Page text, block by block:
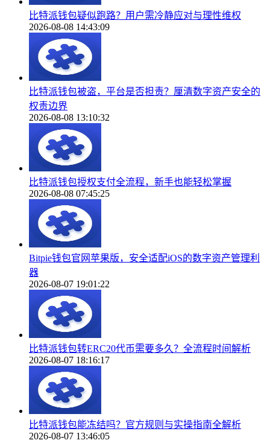
比特派钱包疑似跑路？用户需冷静应对与理性维权
2026-08-08 14:43:09
比特派钱包被盗，平台是否担责？厘清数字资产安全的
权责边界
2026-08-08 13:10:32
比特派钱包授权支付全流程，新手也能轻松掌握
2026-08-08 07:45:25
Bitpie钱包官网苹果版，安全适配iOS的数字资产管理利
器
2026-08-07 19:01:22
比特派钱包转ERC20代币需要多久？全流程时间解析
2026-08-07 18:16:17
比特派钱包能冻结吗？官方规则与实操指南全解析
2026-08-07 13:46:05